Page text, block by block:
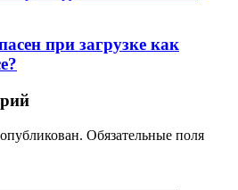
при загрузке как
Обязательные поля